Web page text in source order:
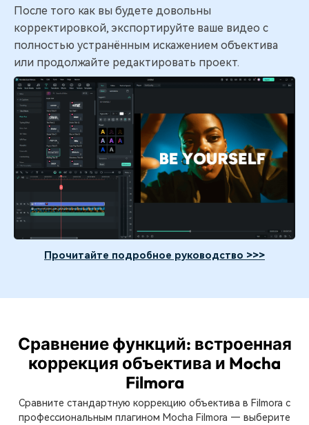
После того как вы будете довольны
корректировкой, экспортируйте ваше видео с
полностью устранённым искажением объектива
или продолжайте редактировать проект.
Прочитайте подробное руководство >>>
Сравнение функций: встроенная
коррекция объектива и Mocha
Filmora
Сравните стандартную коррекцию объектива в Filmora с
профессиональным плагином Mocha Filmora — выберите